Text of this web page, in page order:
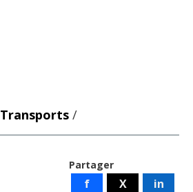
Transports /
Partager
f X in